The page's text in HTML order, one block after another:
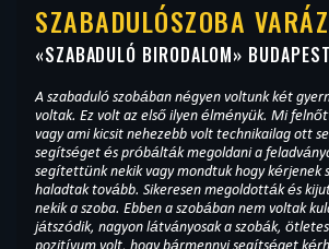
SZABADULÓSZOBA
«SZABADULÓ BIRODALOM» BUDAPEST
A szabaduló szobában négyen voltunk két
voltak. Ez volt az első ilyen élményük. Mi
vagy ami kicsit nehezebb volt technikailag ott
segítséget és próbálták megoldani a
segítettünk nekik vagy mondtuk hogy kérjenek
haladtak tovább. Sikeresen megoldották és kijutottak.
nekik a szoba. Ebben a szobában nem voltak
játszódik, nagyon látványosak a szobák,
pozitívum volt, hogy bármennyi segítséget